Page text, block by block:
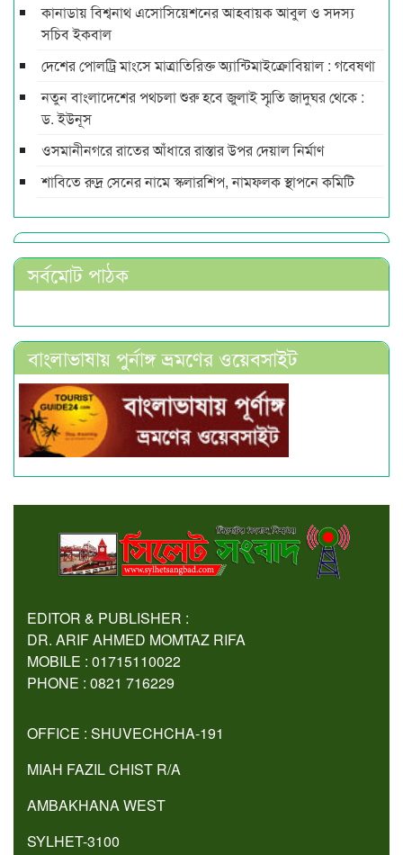
কানাডায় বিশ্বনাথ এসোসিয়েশনের আহবায়ক আবুল ও সদস্য
সচিব ইকবাল
দেশের পোলট্রি মাংসে মাত্রাতিরিক্ত অ্যান্টিমাইক্রোবিয়াল : গবেষণা
নতুন বাংলাদেশের পথচলা শুরু হবে জুলাই স্মৃতি জাদুঘর থেকে :
ড. ইউনূস
ওসমানীনগরে রাতের আঁধারে রাস্তার উপর দেয়াল নির্মাণ
শাবিতে রুদ্র সেনের নামে স্কলারশিপ, নামফলক স্থাপনে কমিটি
সর্বমোট পাঠক
বাংলাভাষায় পুর্নাঙ্গ ভ্রমণের ওয়েবসাইট
EDITOR & PUBLISHER :
DR. ARIF AHMED MOMTAZ RIFA
MOBILE : 01715110022
PHONE : 0821 716229
OFFICE : SHUVECHCHA-191
MIAH FAZIL CHIST R/A
AMBAKHANA WEST
SYLHET-3100